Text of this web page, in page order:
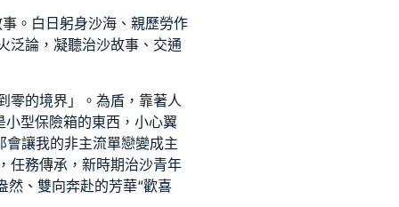
。白日躬身沙海、親歷勞作
泛論，凝聽治沙故事、交通
零的境界」。為盾，靠著人
小型保險箱的東西，小心翼
會讓我的非主流單戀變成主
任務傳承，新時期治沙青年
然、雙向奔赴的芳華“歡喜